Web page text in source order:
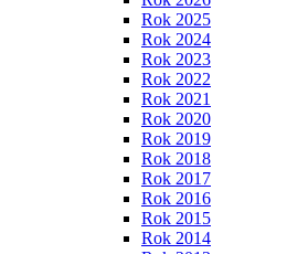
Rok 2025
Rok 2024
Rok 2023
Rok 2022
Rok 2021
Rok 2020
Rok 2019
Rok 2018
Rok 2017
Rok 2016
Rok 2015
Rok 2014